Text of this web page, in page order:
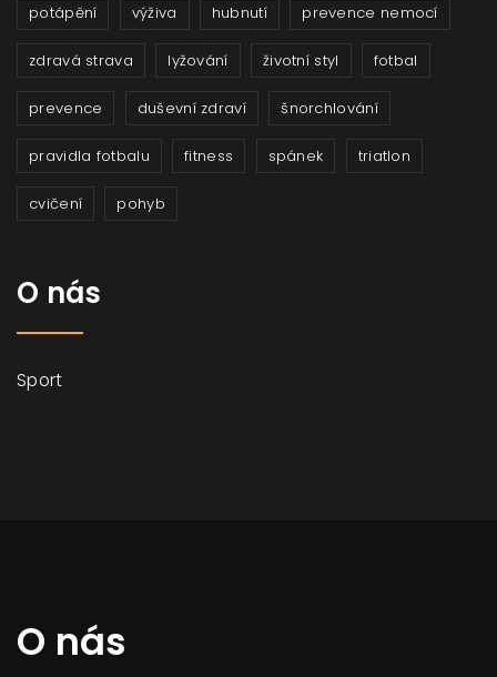
potápění výživa hubnutí prevence nemocí
zdravá strava lyžování životní styl fotbal
prevence duševní zdraví šnorchlování
pravidla fotbalu fitness spánek triatlon
cvičení pohyb
O nás
Sport
O nás